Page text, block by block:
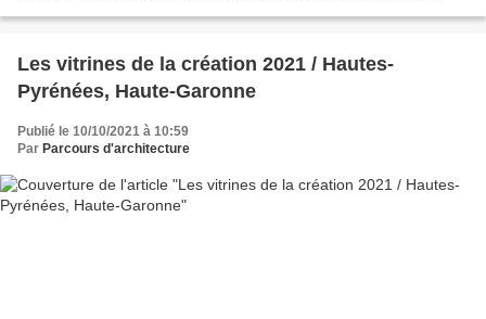
Les vitrines de la création 2021 / Hautes-
Pyrénées, Haute-Garonne
Publié le 10/10/2021 à 10:59
Par Parcours d'architecture